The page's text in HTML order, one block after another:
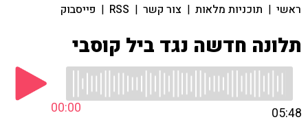
ראשי | תוכניות מלאות | צור קשר |
RSS
| פייסבוק
תלונה חדשה נגד ביל קוסבי
00:00 05:48